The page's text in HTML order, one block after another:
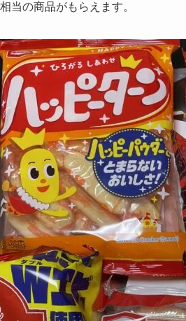
当の商品がもらえます。